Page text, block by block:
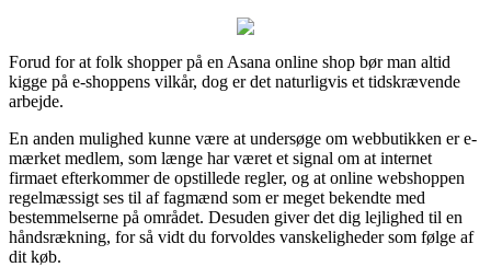
Forud for at folk shopper på en Asana online shop bør man altid
kigge på e-shoppens vilkår, dog er det naturligvis et tidskrævende
arbejde.
En anden mulighed kunne være at undersøge om webbutikken er e-
mærket medlem, som længe har været et signal om at internet
firmaet efterkommer de opstillede regler, og at online webshoppen
regelmæssigt ses til af fagmænd som er meget bekendte med
bestemmelserne på området. Desuden giver det dig lejlighed til en
håndsrækning, for så vidt du forvoldes vanskeligheder som følge af
dit køb.